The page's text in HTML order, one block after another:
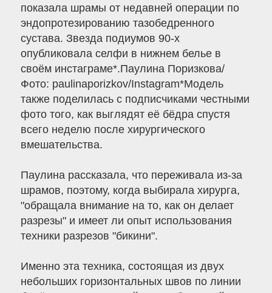
показала шрамы от недавней операции по
эндопротезированию тазобедренного
сустава. Звезда подиумов 90-х
опубликовала селфи в нижнем белье в
своём инстаграме*.Паулина Поризкова/
Фото: paulinaporizkov/Instagram*Модель
также поделилась с подписчиками честными
фото того, как выглядят её бёдра спустя
всего неделю после хирургического
вмешательства.
Паулина рассказала, что переживала из-за
шрамов, поэтому, когда выбирала хирурга,
"обращала внимание на то, как он делает
разрезы" и имеет ли опыт использования
техники разрезов "бикини".
Именно эта техника, состоящая из двух
небольших горизонтальных швов по линии